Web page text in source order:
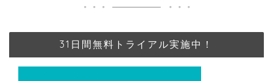
31日間無料トライアル実施中！